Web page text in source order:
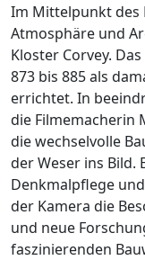
Im Mittelpunkt des
Atmosphäre und
Kloster Corvey.
873 bis 885 als
errichtet. In
die Filmemacherin
die wechselvolle
der Weser ins Bild.
Denkmalpflege
der Kamera die
und neue
faszinierenden